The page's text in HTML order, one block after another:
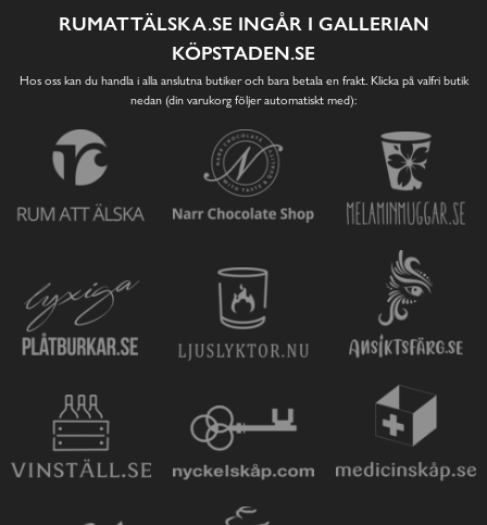
RUMATTÄLSKA.SE INGÅR I GALLERIAN
KÖPSTADEN.SE
Hos oss kan du handla i alla anslutna butiker och bara betala en frakt. Klicka på valfri butik
nedan (din varukorg följer automatiskt med):